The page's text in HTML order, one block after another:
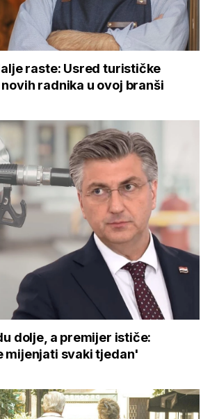
raste: Usred turističke
radnika u ovoj branši
dolje, a premijer ističe:
mijenjati svaki tjedan'